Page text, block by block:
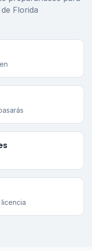
Florida